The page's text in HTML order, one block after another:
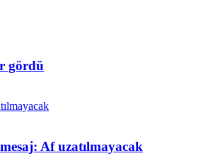
gördü
Af uzatılmayacak